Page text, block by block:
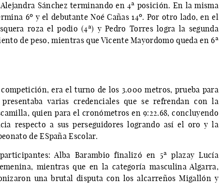
Sánchez terminando en 4ª posición. En la misma
6º y el debutante Noé Cañas 14º. Por otro lado, en el
roza el podio (4ª) y Pedro Torres logra la segunda
de peso, mientras que Vicente Mayordomo queda en 6ª
era el turno de los 3.000 metros, prueba para
varias credenciales que se refrendan con la
quien para el cronómetros en 9:22.68, concluyendo
respecto a sus perseguidores logrando así el oro y la
de ESpaña Escolar.
Alba Barambio finalizó en 5ª plazay Lucía
mientras que en la categoría masculina Algarra,
una brutal disputa con los alcarreños Migallón y